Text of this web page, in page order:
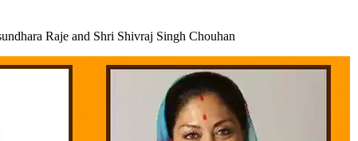
Raje and Shri Shivraj Singh Chouhan